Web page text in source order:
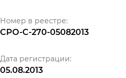
Номер в реестре:
СРО-С-270-05082013
Дата регистрации:
05.08.2013